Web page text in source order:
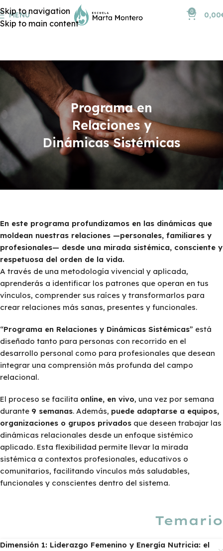
Skip to navigation
Skip to main content
MENU 0 0,00
Programa en
Relaciones y
Dinámicas Sistémicas
En este programa profundizamos en las dinámicas que
moldean nuestras relaciones —personales, familiares y
profesionales— desde una mirada sistémica, consciente y
respetuosa del orden de la vida.
A través de una metodología vivencial y aplicada,
aprenderás a identificar los patrones que operan en tus
vínculos, comprender sus raíces y transformarlos para
crear relaciones más sanas, presentes y funcionales.
“Programa en Relaciones y Dinámicas Sistémicas” está
diseñado tanto para personas con recorrido en el
desarrollo personal como para profesionales que desean
integrar una comprensión más profunda del campo
relacional.
El proceso se facilita online, en vivo, una vez por semana
durante 9 semanas. Además, puede adaptarse a equipos,
organizaciones o grupos privados que deseen trabajar las
dinámicas relacionales desde un enfoque sistémico
aplicado. Esta flexibilidad permite llevar la mirada
sistémica a contextos profesionales, educativos o
comunitarios, facilitando vínculos más saludables,
funcionales y conscientes dentro del sistema.
Temario
Dimensión 1: Liderazgo Femenino y Energía Nutricia: el